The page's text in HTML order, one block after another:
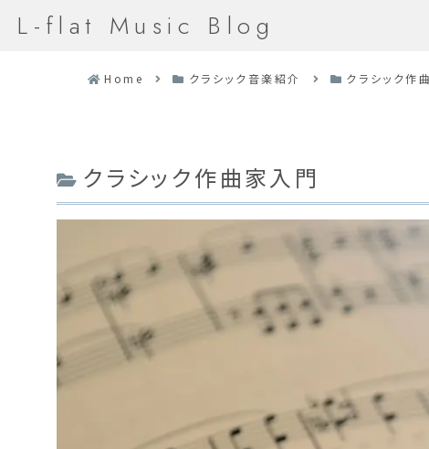
L-flat Music Blog
Home クラシック音楽紹介 クラシック作
クラシック作曲家入門